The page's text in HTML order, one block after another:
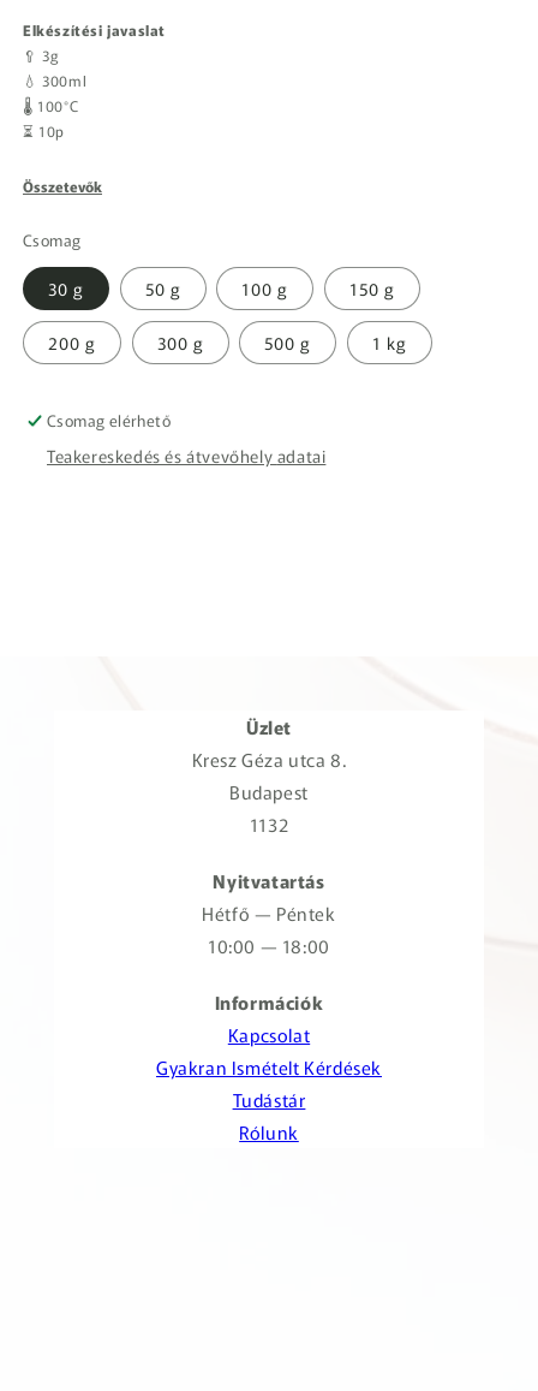
Elkészítési javaslat
🥄 3g
💧 300ml
🌡️ 100°C
⏳ 10p
Összetevők
Csomag
30 g 50 g 100 g 150 g
200 g 300 g 500 g 1 kg
Csomag elérhető
Teakereskedés és átvevőhely adatai
Üzlet
Kresz Géza utca 8.
Budapest
1132
Nyitvatartás
Hétfő — Péntek
10:00 — 18:00
Információk
Kapcsolat
Gyakran Ismételt Kérdések
Tudástár
Rólunk